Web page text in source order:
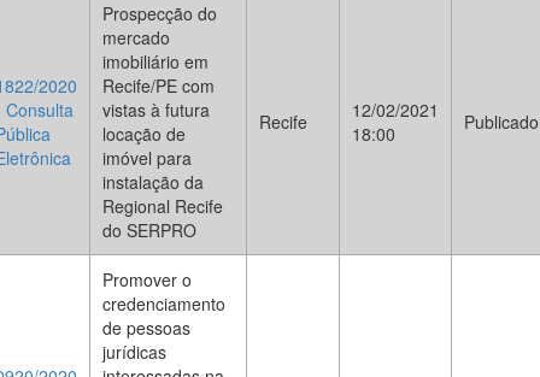
2020
Consulta
Prospecção do
mercado
imobiliário em
Recife/PE com
vistas à futura
locação de
imóvel para
instalação da
Regional Recife
do SERPRO
Recife
12/02/2021
18:00
Publicado
Promover o
credenciamento
de pessoas
jurídicas